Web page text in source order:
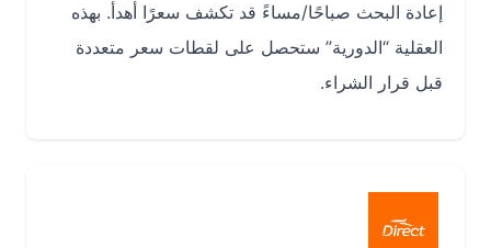
إعادة البحث صباحًا/مساءً قد تكشف سعرًا أهدأ. بهذه
العقلية “الدورية” ستحصل على لقطات سعر متعددة
قبل قرار الشراء.